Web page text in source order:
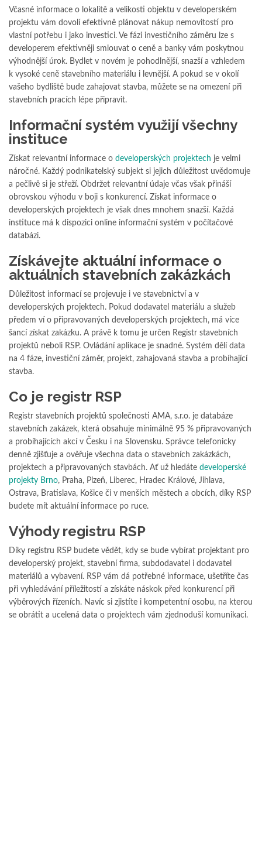
Včasné informace o lokalitě a velikosti objektu v developerském
projektu vám dovolí efektivně plánovat nákup nemovitostí pro
vlastní potřebu i jako investici. Ve fázi investičního záměru lze s
developerem efektivněji smlouvat o ceně a banky vám poskytnou
výhodnější úrok. Bydlet v novém je pohodlnější, snazší a vzhledem
k vysoké ceně stavebního materiálu i levnější. A pokud se v okolí
vašeho bydliště bude zahajovat stavba, můžete se na omezení při
stavebních pracích lépe připravit.
Informační systém využijí všechny
instituce
Získat relevantní informace o developerských projektech je velmi
náročné. Každý podnikatelský subjekt si jejich důležitost uvědomuje
a pečlivě si je střeží. Obdržet relevantní údaje včas však přináší
obrovskou výhodu v boji s konkurencí. Získat informace o
developerských projektech je však dnes mnohem snazší. Každá
instituce má k dispozici online informační systém v počítačové
databázi.
Získávejte aktuální informace o
aktuálních stavebních zakázkách
Důležitost informací se projevuje i ve stavebnictví a v
developerských projektech. Pokud dodavatel materiálu a služeb
předem ví o připravovaných developerských projektech, má více
šancí získat zakázku. A právě k tomu je určen Registr stavebních
projektů neboli RSP. Ovládání aplikace je snadné. Systém dělí data
na 4 fáze, investiční záměr, projekt, zahajovaná stavba a probíhající
stavba.
Co je registr RSP
Registr stavebních projektů společnosti AMA, s.r.o. je databáze
stavebních zakázek, která obsahuje minimálně 95 % připravovaných
a probíhajících akcí v Česku i na Slovensku. Správce telefonicky
denně zjišťuje a ověřuje všechna data o stavebních zakázkách,
projektech a připravovaných stavbách. Ať už hledáte developerské
projekty Brno, Praha, Plzeň, Liberec, Hradec Králové, Jihlava,
Ostrava, Bratislava, Košice či v menších městech a obcích, díky RSP
budete mít aktuální informace po ruce.
Výhody registru RSP
Díky registru RSP budete vědět, kdy se bude vybírat projektant pro
developerský projekt, stavební firma, subdodavatel i dodavatel
materiálů a vybavení. RSP vám dá potřebné informace, ušetříte čas
při vyhledávání příležitostí a získáte náskok před konkurencí při
výběrových řízeních. Navíc si zjistíte i kompetentní osobu, na kterou
se obrátit a ucelená data o projektech vám zjednoduší komunikaci.